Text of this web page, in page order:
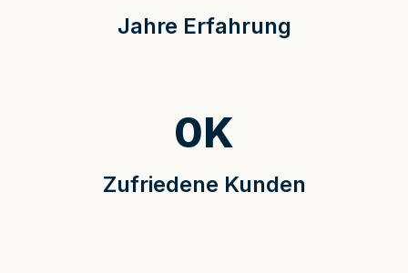
Jahre Erfahrung
Zufriedene Kunden
0K